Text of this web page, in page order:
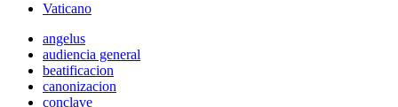
Vaticano
angelus
audiencia general
beatificacion
canonizacion
conclave